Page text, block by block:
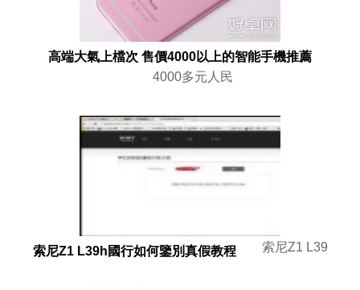
高端大氣上檔次 售價4000以上的智能手機推薦
4000多元人民
索尼Z1 L39h國行如何鑒別真假教程索尼Z1 L39